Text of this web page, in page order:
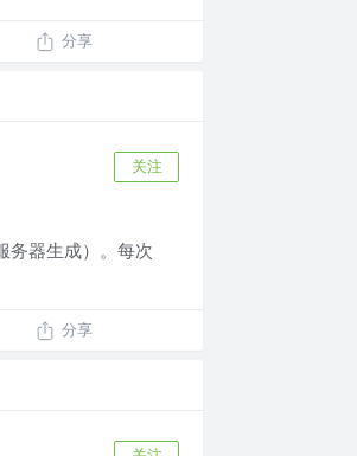
分享
关注
器生成）。每次
分享